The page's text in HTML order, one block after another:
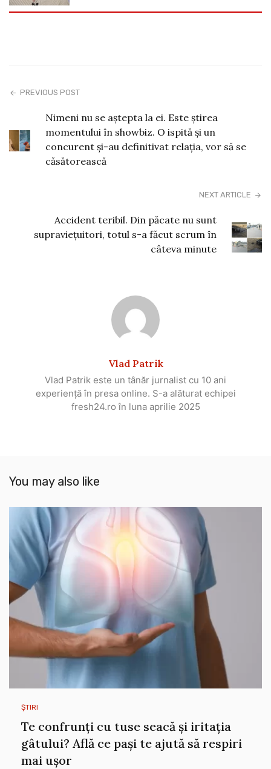
PREVIOUS POST
Nimeni nu se aștepta la ei. Este știrea
momentului în showbiz. O ispită și un
concurent și-au definitivat relația, vor să se
căsătorească
NEXT ARTICLE
Accident teribil. Din păcate nu sunt
supraviețuitori, totul s-a făcut scrum în
câteva minute
Vlad Patrik
Vlad Patrik este un tânăr jurnalist cu 10 ani
experiență în presa online. S-a alăturat echipei
fresh24.ro în luna aprilie 2025
You may also like
ȘTIRI
Te confrunți cu tuse seacă și iritația
gâtului? Află ce pași te ajută să respiri
mai ușor